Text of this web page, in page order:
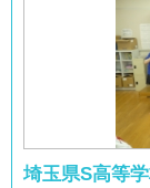
埼玉県S高等学